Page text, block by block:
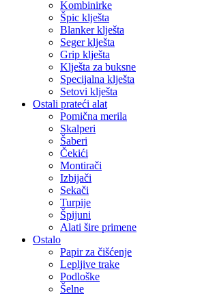
Kombinirke
Špic klješta
Blanker klješta
Seger klješta
Grip klješta
Klješta za buksne
Specijalna klješta
Setovi klješta
Ostali prateći alat
Pomična merila
Skalperi
Šaberi
Čekići
Montirači
Izbijači
Sekači
Turpije
Špijuni
Alati šire primene
Ostalo
Papir za čišćenje
Lepljive trake
Podloške
Šelne